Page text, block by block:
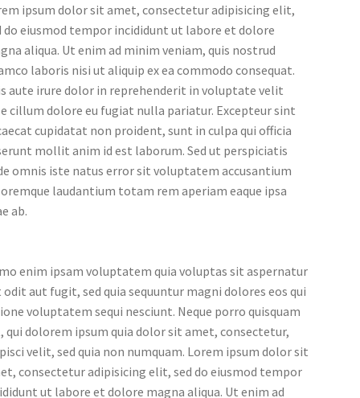
ipsum dolor sit amet, consectetur adipisicing elit,
do eiusmod tempor incididunt ut labore et dolore
aliqua. Ut enim ad minim veniam, quis nostrud
laboris nisi ut aliquip ex ea commodo consequat.
aute irure dolor in reprehenderit in voluptate velit
cillum dolore eu fugiat nulla pariatur. Excepteur sint
cupidatat non proident, sunt in culpa qui officia
mollit anim id est laborum. Sed ut perspiciatis
omnis iste natus error sit voluptatem accusantium
laudantium totam rem aperiam eaque ipsa
ab.
enim ipsam voluptatem quia voluptas sit aspernatur
odit aut fugit, sed quia sequuntur magni dolores eos qui
voluptatem sequi nesciunt. Neque porro quisquam
qui dolorem ipsum quia dolor sit amet, consectetur,
velit, sed quia non numquam. Lorem ipsum dolor sit
consectetur adipisicing elit, sed do eiusmod tempor
ut labore et dolore magna aliqua. Ut enim ad